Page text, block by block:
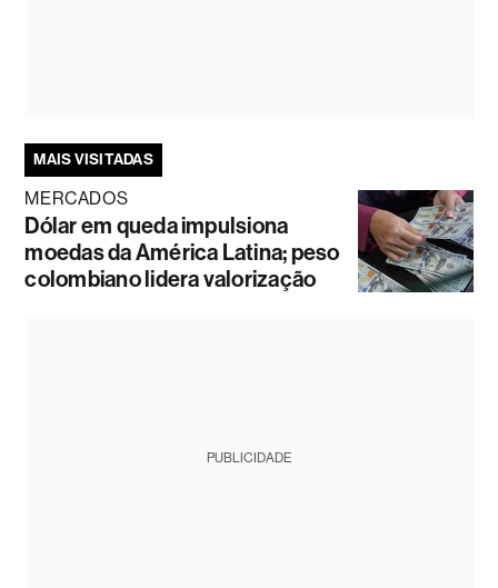
MAIS VISITADAS
MERCADOS
Dólar em queda impulsiona
moedas da América Latina; peso
colombiano lidera valorização
PUBLICIDADE